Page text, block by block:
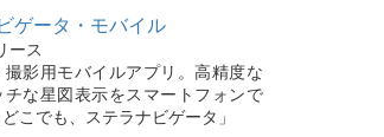
ゲータ・モバイル
ース
撮影用モバイルアプリ。高精度な
な星図表示をスマートフォンで
どこでも、ステラナビゲータ」